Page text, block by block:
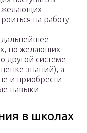
желающих
на работу
но желающих
другой системе
знаний), а
и приобрести
навыки
в школах